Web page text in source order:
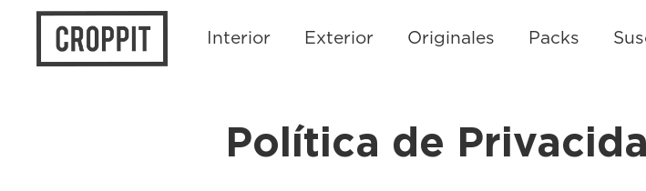
Interior Exterior Originales Packs
Política de